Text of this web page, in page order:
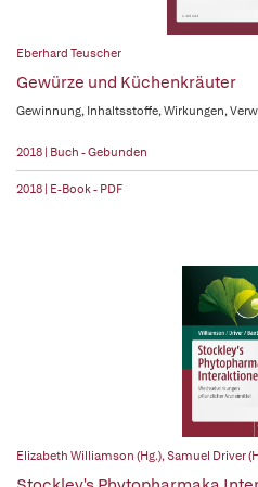
Eberhard Teuscher
Gewürze und Küchenkräuter
Gewinnung, Inhaltsstoffe, Wirkungen,
2018 | Buch - Gebunden
2018 | E-Book - PDF
Elizabeth Williamson (Hg.),Samuel Driver